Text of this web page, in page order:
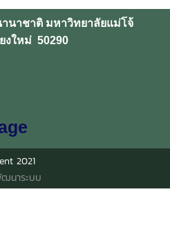
นาชาติ มหาวิทยาลัยแม่โจ้
งใหม่ 50290
2021
นาระบบ